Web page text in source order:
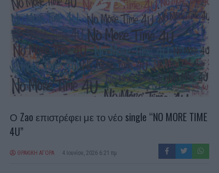
Ο Zao επιστρέφει με το νέο single “NO MORE TIME
4U”
ΘΡΑΚΙΚΗ ΑΓΟΡΑ 4 Ιουνίου, 2026 6:21 πμ